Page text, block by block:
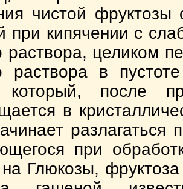
чистой фруктозы
при кипячении с
раствора, целиком
раствора в
который, после
в
разлагаться
при
Глюкозы,